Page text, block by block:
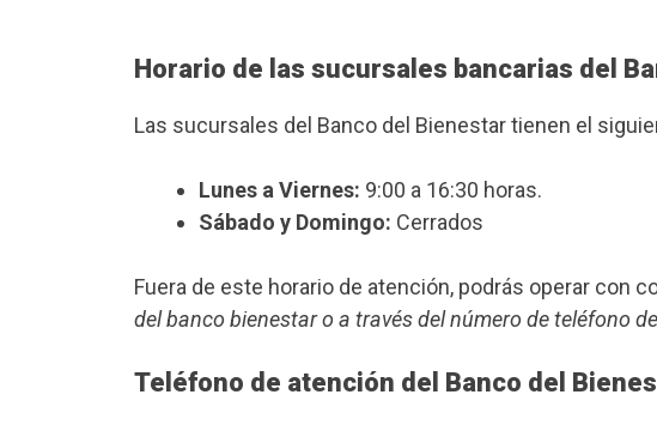
Horario de las sucursales bancarias del
Las sucursales del Banco del Bienestar tienen el
Lunes a Viernes: 9:00 a 16:30 horas.
Sábado y Domingo: Cerrados
Fuera de este horario de atención, podrás operar con
del banco bienestar o a través del número de teléfono
Teléfono de atención del Banco del